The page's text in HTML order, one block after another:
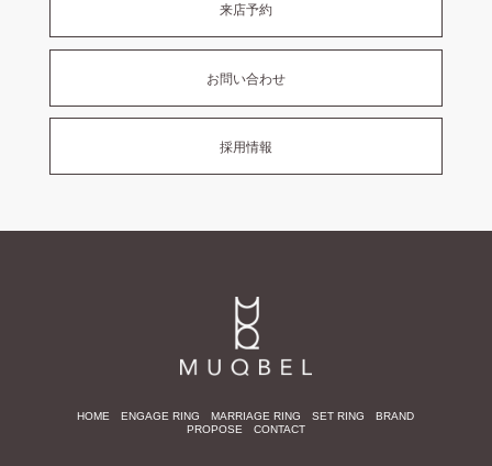
来店予約
お問い合わせ
採用情報
HOME ENGAGE RING MARRIAGE RING SET RING
BRAND
PROPOSE
CONTACT